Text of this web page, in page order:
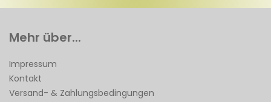
Mehr über...
Impressum
Kontakt
Versand- & Zahlungsbedingungen